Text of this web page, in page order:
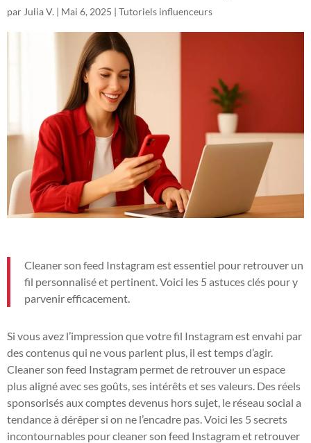
par Julia V. | Mai 6, 2025 | Tutoriels influenceurs
Cleaner son feed Instagram est essentiel pour retrouver un
fil personnalisé et pertinent. Voici les 5 astuces clés pour y
parvenir efficacement.
Si vous avez l’impression que votre fil Instagram est envahi par
des contenus qui ne vous parlent plus, il est temps d’agir.
Cleaner son feed Instagram permet de retrouver un espace
plus aligné avec ses goûts, ses intérêts et ses valeurs. Des réels
sponsorisés aux comptes devenus hors sujet, le réseau social a
tendance à dérêper si on ne l’encadre pas. Voici les 5 secrets
incontournables pour cleaner son feed Instagram et retrouver